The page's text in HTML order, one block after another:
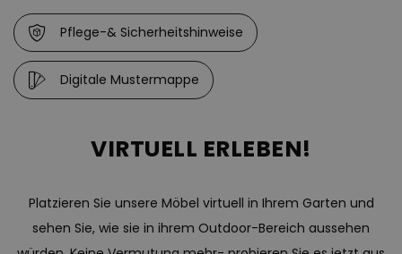
Pflege-& Sicherheitshinweise
Digitale Mustermappe
VIRTUELL ERLEBEN!
Platzieren Sie unsere Möbel virtuell in Ihrem Garten und
sehen Sie, wie sie in ihrem Outdoor-Bereich aussehen